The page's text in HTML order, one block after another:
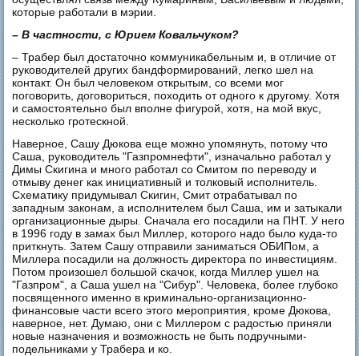
которые работали в мэрии.
– В частности, с Юрием Ковальчуком?
– Трабер был достаточно коммуникабельным и, в отличие от
руководителей других бандформирований, легко шел на
контакт. Он был человеком открытым, со всеми мог
поговорить, договориться, походить от одного к другому. Хотя
и самостоятельно был вполне фигурой, хотя, на мой вкус,
несколько гротескной.
Наверное, Сашу Дюкова еще можно упомянуть, потому что
Саша, руководитель "Газпромнефти", изначально работал у
Димы Скигина и много работал со Смитом по переводу и
отмыву денег как инициативный и толковый исполнитель.
Схематику придумывал Скигин, Смит отрабатывал по
западным законам, а исполнителем был Саша, им и затыкали
организационные дыры. Сначала его посадили на ПНТ. У него
в 1996 году в замах был Миллер, которого надо было куда-то
приткнуть. Затем Сашу отправили заниматься ОБИПом, а
Миллера посадили на должность директора по инвестициям.
Потом произошел большой скачок, когда Миллер ушел на
"Газпром", а Саша ушел на "Сибур". Человека, более глубоко
посвященного именно в криминально-организационно-
финансовые части всего этого мероприятия, кроме Дюкова,
наверное, нет. Думаю, они с Миллером с радостью приняли
новые назначения и возможность не быть подручными-
подельниками у Трабера и ко.